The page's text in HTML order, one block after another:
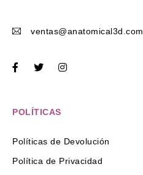
ventas@anatomical3d.com
POLÍTICAS
Políticas de Devolución
Política de Privacidad